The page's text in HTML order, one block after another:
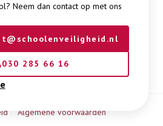
Neem dan contact op met ons
030 285 66 16
tegen Pesten
Algemene voorwaarden